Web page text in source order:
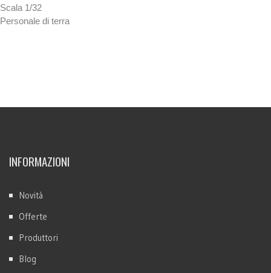
Scala 1/32
Personale di terra
INFORMAZIONI
Novità
Offerte
Produttori
Blog